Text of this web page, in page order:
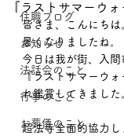
住職ブログ
お知らせ
法話会のこと
行事のこと
お葬儀のこと
『ラストサマーウォ
皆さま、こんにちは
暑くなりましたね。
今日は我が街、入
『ラストサマーウォ
れ鑑賞してきました
超法寺全面的協力し